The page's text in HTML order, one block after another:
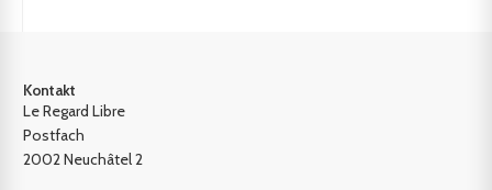
Kontakt
Le Regard Libre
Postfach
2002 Neuchâtel 2